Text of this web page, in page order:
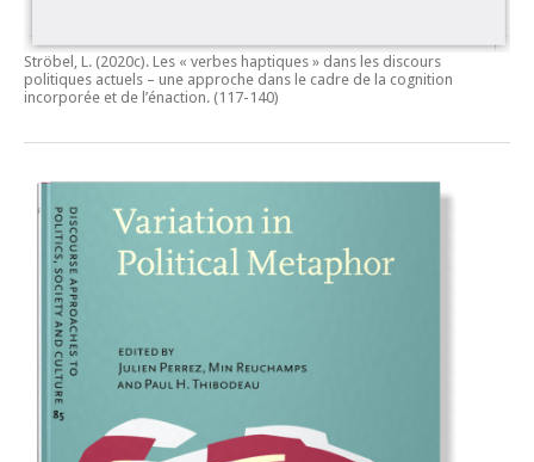
Ströbel, L. (2020c). Les « verbes haptiques » dans les discours
politiques actuels – une approche dans le cadre de la cognition
incorporée et de l’énaction. (117-140)